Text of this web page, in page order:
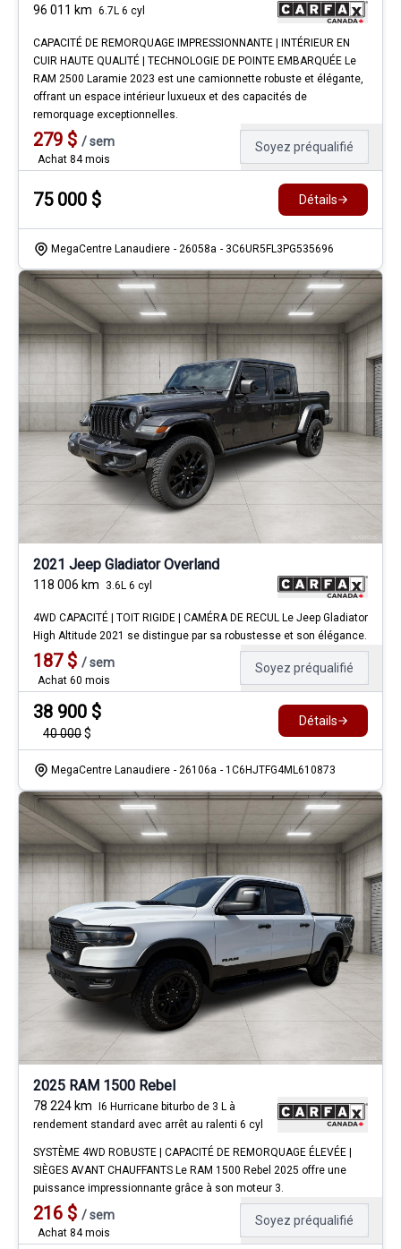
96 011 km 6.7L 6 cyl
CAPACITÉ DE REMORQUAGE IMPRESSIONNANTE | INTÉRIEUR EN
CUIR HAUTE QUALITÉ | TECHNOLOGIE DE POINTE EMBARQUÉE Le
RAM 2500 Laramie 2023 est une camionnette robuste et élégante,
offrant un espace intérieur luxueux et des capacités de
remorquage exceptionnelles.
279 $ /sem
Achat 84 mois
Soyez préqualifié
75 000 $ Détails
MegaCentre Lanaudiere - 26058a - 3C6UR5FL3PG535696
2021 Jeep Gladiator Overland
118 006 km 3.6L 6 cyl
4WD CAPACITÉ | TOIT RIGIDE | CAMÉRA DE RECUL Le Jeep Gladiator
High Altitude 2021 se distingue par sa robustesse et son élégance.
187$ /sem
Achat 60 mois
Soyez préqualifié
38 900 $
40 000$
Détails
MegaCentre Lanaudiere - 26106a - 1C6HJTFG4ML610873
2025 RAM 1500 Rebel
78 224 km I6 Hurricane biturbo de 3 L à
rendement standard avec arrêt au ralenti 6 cyl
SYSTÈME 4WD ROBUSTE | CAPACITÉ DE REMORQUAGE ÉLEVÉE |
SIÈGES AVANT CHAUFFANTS Le RAM 1500 Rebel 2025 offre une
puissance impressionnante grâce à son moteur 3.
216 $ /sem
Achat 84 mois
Soyez préqualifié